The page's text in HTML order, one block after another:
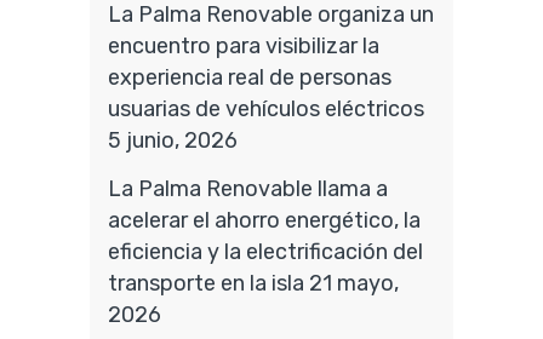
La Palma Renovable organiza un
encuentro para visibilizar la
experiencia real de personas
usuarias de vehículos eléctricos
5 junio, 2026
La Palma Renovable llama a
acelerar el ahorro energético, la
eficiencia y la electrificación del
transporte en la isla 21 mayo,
2026